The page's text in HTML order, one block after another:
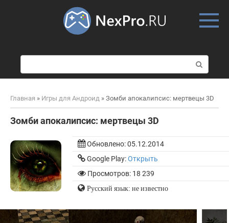
о
и
к
Главная » Игры для Андроид » Зомби апокалипсис: мертвецы 3D
Зомби апокалипсис: мертвецы 3D
Обновлено:05.12.2014
Google Play:Открыть
Просмотров: 18 239
Русский язык: не известно